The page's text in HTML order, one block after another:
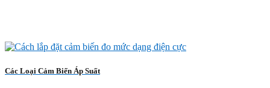
Các Loại Cảm Biến Áp Suất